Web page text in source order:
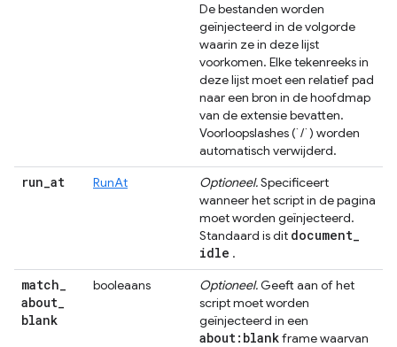
De bestanden worden
geïnjecteerd in de volgorde
waarin ze in deze lijst
voorkomen. Elke tekenreeks in
deze lijst moet een relatief pad
naar een bron in de hoofdmap
van de extensie bevatten.
Voorloopslashes (`/`) worden
automatisch verwijderd.
run_at RunAt Optioneel.Specificeert
wanneer het script in de pagina
moet worden geïnjecteerd.
Standaard is dit document_
idle .
match_
about_
blank
booleaans Optioneel.Geeft aan of het
script moet worden
geïnjecteerd in een
about:blankframe waarvan